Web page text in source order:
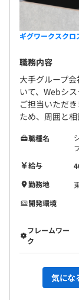
ギグワークスクロ
職務内容
大手グループ
いて、Webシ
ご担当いただ
ため、周囲と
職種名
給与
勤務地
開発環境
フレームワー
ク
気にな